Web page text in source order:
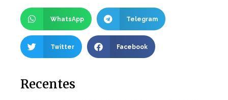
WhatsApp Telegram
Twitter Facebook
Recentes